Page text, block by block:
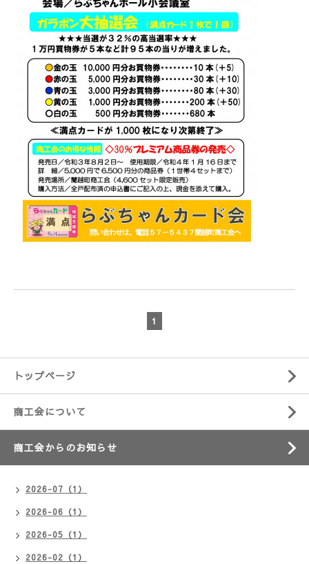
1
トップページ
商工会について
商工会からのお知らせ
2026-07（1）
2026-06（1）
2026-05（1）
2026-02（1）